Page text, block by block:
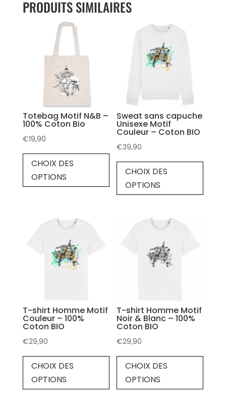
PRODUITS SIMILAIRES
Totebag Motif N&B –
100% Coton Bio
€19,90
CHOIX DES
OPTIONS
Sweat sans capuche
Unisexe Motif
Couleur – Coton BIO
€39,90
CHOIX DES
OPTIONS
T-shirt Homme Motif
Couleur – 100%
Coton BIO
€29,90
CHOIX DES
OPTIONS
T-shirt Homme Motif
Noir & Blanc – 100%
Coton BIO
€29,90
CHOIX DES
OPTIONS